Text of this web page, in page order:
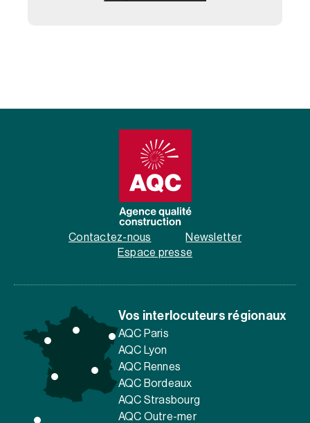
Contactez-nous
Newsletter
Espace presse
Vos interlocuteurs régionaux
AQC Paris
AQC Lyon
AQC Rennes
AQC Bordeaux
AQC Strasbourg
AQC Outre-mer